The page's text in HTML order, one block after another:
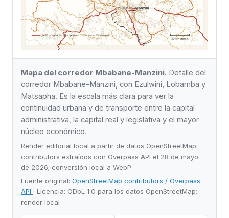
Mapa del corredor Mbabane-Manzini. Detalle del
corredor Mbabane-Manzini, con Ezulwini, Lobamba y
Matsapha. Es la escala más clara para ver la
continuidad urbana y de transporte entre la capital
administrativa, la capital real y legislativa y el mayor
núcleo económico.
Render editorial local a partir de datos OpenStreetMap
contributors extraídos con Overpass API el 28 de mayo
de 2026; conversión local a WebP.
Fuente original: OpenStreetMap contributors / Overpass
API · Licencia: ODbL 1.0 para los datos OpenStreetMap;
render local